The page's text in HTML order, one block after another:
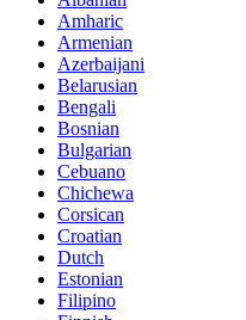
Amharic
Armenian
Azerbaijani
Belarusian
Bengali
Bosnian
Bulgarian
Cebuano
Chichewa
Corsican
Croatian
Dutch
Estonian
Filipino